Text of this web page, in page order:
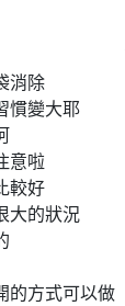
消除
慣變大耶
意啦
較好
大的狀況
的方式可以做